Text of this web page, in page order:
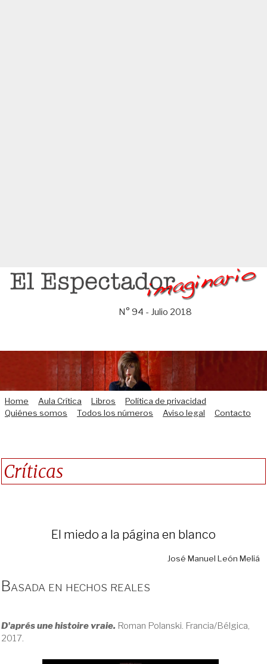
Saltar
N° 94 - Julio 2018
Home Aula Crítica Libros
Política de privacidad
Quiénes somos
Todos los números Aviso legal Contacto
Críticas
El miedo a la página en blanco
José Manuel León Meliá
Basada en hechos reales
D'aprés une histoire vraie. Roman Polanski. Francia/Bélgica,
2017.